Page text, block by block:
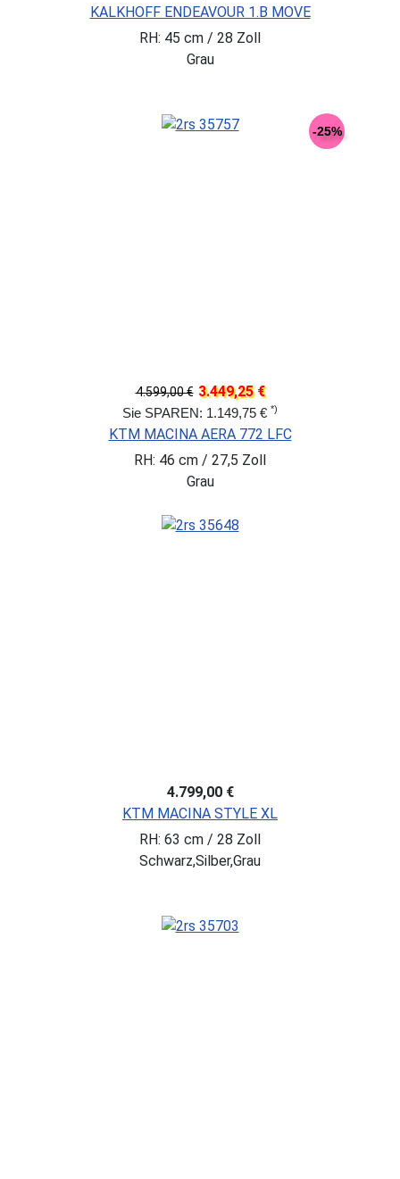
KALKHOFF ENDEAVOUR 1.B MOVE
RH: 45 cm / 28 Zoll
Grau
-25%
4.599,00 € 3.449,25 €
Sie SPAREN: 1.149,75 € *)
KTM MACINA AERA 772 LFC
RH: 46 cm / 27,5 Zoll
Grau
4.799,00 €
KTM MACINA STYLE XL
RH: 63 cm / 28 Zoll
Schwarz,Silber,Grau